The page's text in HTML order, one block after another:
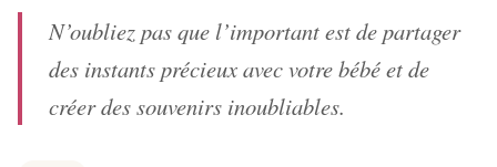
N’oubliez pas que l’important est de partager
des instants précieux avec votre bébé et de
créer des souvenirs inoubliables.